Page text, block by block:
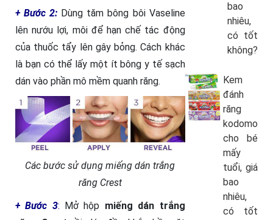
+ Bước 2: Dùng tăm bông bôi Vaseline
lên nướu lợi, môi để hạn chế tác động
của thuốc tẩy lên gây bỏng. Cách khác
là bạn có thể lấy một ít bông y tế sạch
dán vào phần mô mềm quanh răng.
Các bước sử dụng miếng dán trắng
răng Crest
+ Bước 3: Mở hộp miếng dán trắng
bao
nhiêu,
có tốt
không?
Kem
đánh
răng
kodomo
cho bé
mấy
tuổi, giá
bao
nhiêu,
có tốt